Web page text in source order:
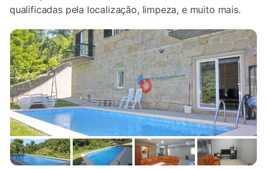
qualificadas pela localização, limpeza, e muito mais.